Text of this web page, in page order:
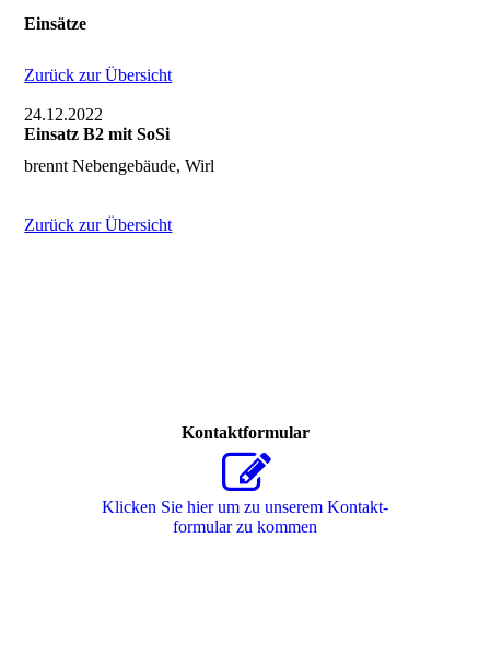
Einsätze
Zurück zur Übersicht
24.12.2022
Einsatz B2 mit SoSi
brennt Nebengebäude, Wirl
Zurück zur Übersicht
Kontaktformular
Klicken Sie hier um zu unserem Kon­takt­
for­mu­lar zu kommen